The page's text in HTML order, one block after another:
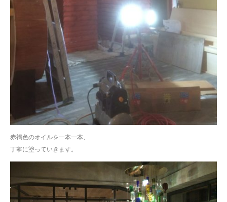
赤褐色のオイルを一本一本、
丁寧に塗っていきます。